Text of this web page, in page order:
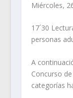
Miércoles,
17´30
personas
A
Concurso
categorías